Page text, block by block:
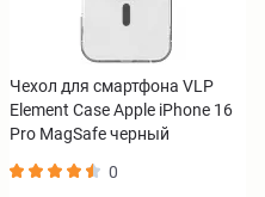
Чехол для смартфона VLP
Element Case Apple iPhone 16
Pro MagSafe черный
0